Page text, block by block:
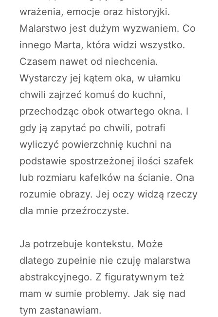
wrażenia, emocje oraz historyjki.
Malarstwo jest dużym wyzwaniem. Co
innego Marta, która widzi wszystko.
Czasem nawet od niechcenia.
Wystarczy jej kątem oka, w ułamku
chwili zajrzeć komuś do kuchni,
przechodząc obok otwartego okna. I
gdy ją zapytać po chwili, potrafi
wyliczyć powierzchnię kuchni na
podstawie spostrzeżonej ilości szafek
lub rozmiaru kafelków na ścianie. Ona
rozumie obrazy. Jej oczy widzą rzeczy
dla mnie przeźroczyste.
Ja potrzebuje kontekstu. Może
dlatego zupełnie nie czuję malarstwa
abstrakcyjnego. Z figuratywnym też
mam w sumie problemy. Jak się nad
tym zastanawiam.